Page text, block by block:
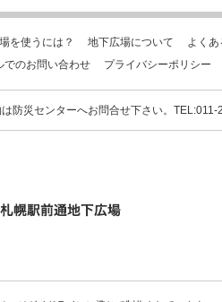
を使うには？ 地下広場について
よく
でのお問い合わせ プライバシーポリシー
防災センターへお問合せ下さい。